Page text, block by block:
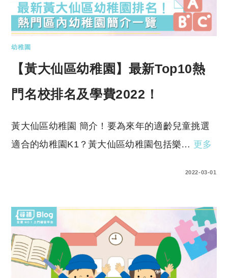
幼稚園
【黃大仙區幼稚園】最新Top10熱
門名校排名及學費2022！
黃大仙區幼稚園 簡介！要為來年的適齡兒童挑選
適合的幼稚園K1？黃大仙區幼稚園包括樂… 更多
2022-03-01